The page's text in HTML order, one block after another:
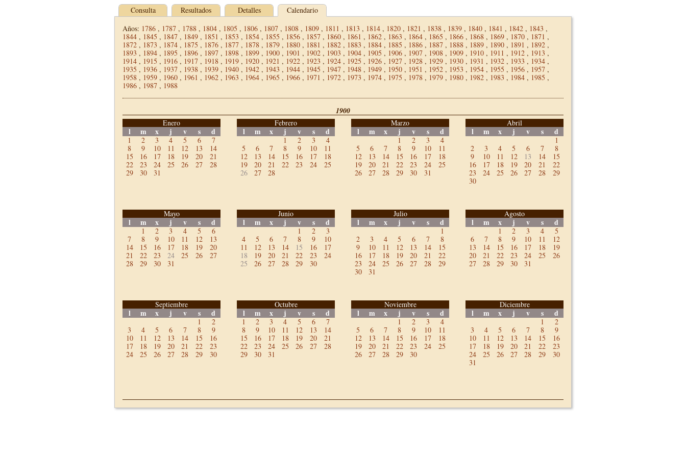
Consulta Resultados Detalles
Calendario
Años: 1786 , 1787 , 1788 , 1804 , 1805 , 1806 , 1807 , 1808 , 1809 , 1811 , 1813 , 1814 , 1820 , 1821 , 1838 , 1839 , 1840 , 1841 , 1842 , 1843 ,
1844 , 1845 , 1847 , 1849 , 1851 , 1853 , 1854 , 1855 , 1856 , 1857 , 1860 , 1861 , 1862 , 1863 , 1864 , 1865 , 1866 , 1868 , 1869 , 1870 , 1871 ,
1872 , 1873 , 1874 , 1875 , 1876 , 1877 , 1878 , 1879 , 1880 , 1881 , 1882 , 1883 , 1884 , 1885 , 1886 , 1887 , 1888 , 1889 , 1890 , 1891 , 1892 ,
1893 , 1894 , 1895 , 1896 , 1897 , 1898 , 1899 , 1900 , 1901 , 1902 , 1903 , 1904 , 1905 , 1906 , 1907 , 1908 , 1909 , 1910 , 1911 , 1912 , 1913 ,
1914 , 1915 , 1916 , 1917 , 1918 , 1919 , 1920 , 1921 , 1922 , 1923 , 1924 , 1925 , 1926 , 1927 , 1928 , 1929 , 1930 , 1931 , 1932 , 1933 , 1934 ,
1935 , 1936 , 1937 , 1938 , 1939 , 1940 , 1942 , 1943 , 1944 , 1945 , 1947 , 1948 , 1949 , 1950 , 1951 , 1952 , 1953 , 1954 , 1955 , 1956 , 1957 ,
1958 , 1959 , 1960 , 1961 , 1962 , 1963 , 1964 , 1965 , 1966 , 1971 , 1972 , 1973 , 1974 , 1975 , 1978 , 1979 , 1980 , 1982 , 1983 , 1984 , 1985 ,
1986 , 1987 , 1988
1900
Enero
l m x j v s d
1 2 3 4 5 6
7
8
9 10 11 12 13
14
15
16 17 18 19 20
21
22
23 24 25 26 27
28
29
30 31
Febrero
l m x j v s d
1 2 3
4
5
6 7 8 9 10
11
12
13 14 15 16 17
18
19
20 21 22 23 24
25
26
27 28
Marzo
l m x j v s d
1 2 3
4
5
6 7 8 9 10
11
12
13 14 15 16 17
18
19
20 21 22 23 24
25
26
27 28 29 30 31
Abril
l m x j v s d
1
2
3 4 5 6 7
8
9
10 11 12 13 14
15
16
17 18 19 20 21
22
23
24 25 26 27 28
29
30
Mayo
l m x j v s d
1 2 3 4 5
6
7
8 9 10 11 12
13
14
15 16 17 18 19
20
21
22 23 24 25 26
27
28
29 30 31
Junio
l m x j v s d
1 2
3
4
5 6 7 8 9
10
11
12 13 14 15 16
17
18
19 20 21 22 23
24
25
26 27 28 29 30
Julio
l m x j v s d
1
2
3 4 5 6 7
8
9
10 11 12 13 14
15
16
17 18 19 20 21
22
23
24 25 26 27 28
29
30
31
Agosto
l m x j v s d
1 2 3 4
5
6
7 8 9 10 11
12
13
14 15 16 17 18
19
20
21 22 23 24 25
26
27
28 29 30 31
Septiembre
l m x j v s d
1
2
3
4 5 6 7 8
9
10
11 12 13 14 15
16
17
18 19 20 21 22
23
24
25 26 27 28 29 30
Octubre
l m x j v s d
1 2 3 4 5 6
7
8
9 10 11 12 13
14
15
16 17 18 19 20
21
22
23 24 25 26 27
28
29
30 31
Noviembre
l m x j v s d
1 2 3
4
5
6 7 8 9 10
11
12
13 14 15 16 17
18
19
20 21 22 23 24
25
26
27 28 29 30
Diciembre
l m x j v s d
1
2
3
4 5 6 7 8
9
10
11 12 13 14 15
16
17
18 19 20 21 22
23
24
25 26 27 28 29
30
31